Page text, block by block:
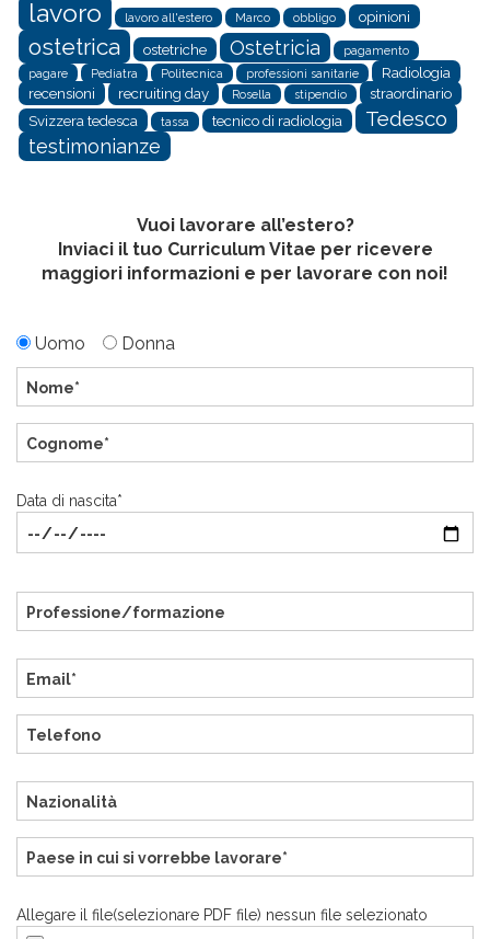
lavoro lavoro all'estero Marco obbligo opinioni
ostetrica ostetriche Ostetricia
pagamento
pagare
Pediatra Politecnica professioni sanitarie
Radiologia
recensioni
recruiting day Rosella stipendio
straordinario
Svizzera tedesca
tassa tecnico di radiologia Tedesco
testimonianze
Vuoi lavorare all’estero?
Inviaci il tuo Curriculum Vitae per ricevere
maggiori informazioni e per lavorare con noi!
Uomo Donna
Data di nascita*
Allegare il file(selezionare PDF file) nessun file selezionato